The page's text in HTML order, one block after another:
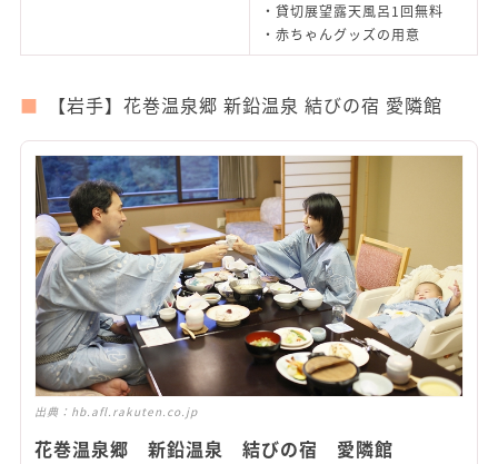
・貸切展望露天風呂1回無料
・赤ちゃんグッズの用意
【岩手】花巻温泉郷 新鉛温泉 結びの宿 愛隣館
出典： hb.afl.rakuten.co.jp
花巻温泉郷 新鉛温泉 結びの宿 愛隣館